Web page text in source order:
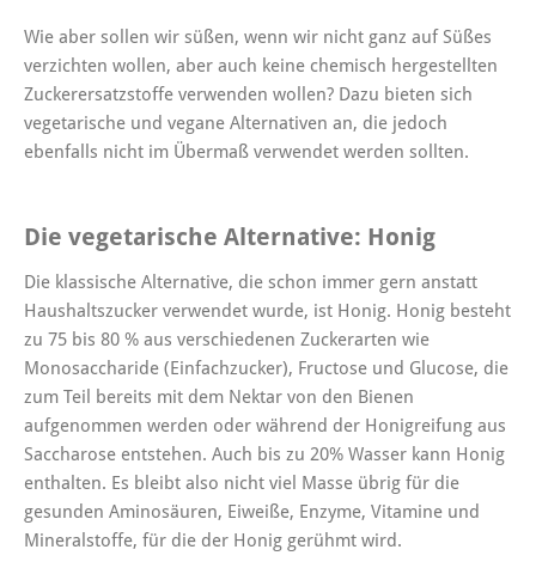
Wie aber sollen wir süßen, wenn wir nicht ganz auf Süßes
verzichten wollen, aber auch keine chemisch hergestellten
Zuckerersatzstoffe verwenden wollen? Dazu bieten sich
vegetarische und vegane Alternativen an, die jedoch
ebenfalls nicht im Übermaß verwendet werden sollten.
Die vegetarische Alternative: Honig
Die klassische Alternative, die schon immer gern anstatt
Haushaltszucker verwendet wurde, ist Honig. Honig besteht
zu 75 bis 80 % aus verschiedenen Zuckerarten wie
Monosaccharide (Einfachzucker), Fructose und Glucose, die
zum Teil bereits mit dem Nektar von den Bienen
aufgenommen werden oder während der Honigreifung aus
Saccharose entstehen. Auch bis zu 20% Wasser kann Honig
enthalten. Es bleibt also nicht viel Masse übrig für die
gesunden Aminosäuren, Eiweiße, Enzyme, Vitamine und
Mineralstoffe, für die der Honig gerühmt wird.